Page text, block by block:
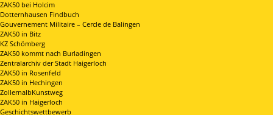
ZAK50 bei Holcim
Dotternhausen Findbuch
Gouvernement Militaire – Cercle de Balingen
ZAK50 in Bitz
KZ Schömberg
ZAK50 kommt nach Burladingen
Zentralarchiv der Stadt Haigerloch
ZAK50 in Rosenfeld
ZAK50 in Hechingen
ZollernalbKunstweg
ZAK50 in Haigerloch
Geschichtswettbewerb